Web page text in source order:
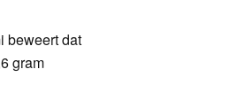
beweert dat
gram